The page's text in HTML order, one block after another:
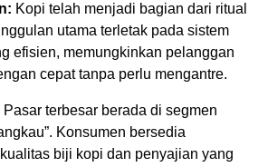
Kopi telah menjadi bagian dari ritual
utama terletak pada sistem
efisien, memungkinkan pelanggan
cepat tanpa perlu mengantre.
Pasar terbesar berada di segmen
Konsumen bersedia
biji kopi dan penyajian yang